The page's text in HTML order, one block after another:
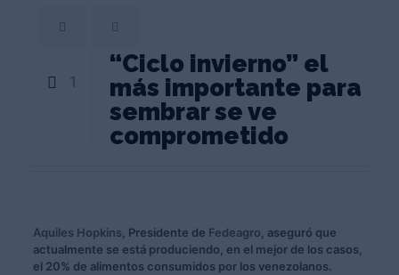
“Ciclo invierno” el
más importante para
sembrar se ve
comprometido
Aquiles Hopkins , Presidente de Fedeagro , aseguró que
actualmente se está produciendo, en el mejor de los casos,
el 20% de alimentos consumidos por los venezolanos.